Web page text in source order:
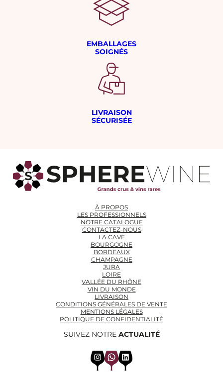
EMBALLAGES
SOIGNÉS
LIVRAISON
SÉCURISÉE
À PROPOS
LES PROFESSIONNELS
NOTRE CATALOGUE
CONTACTEZ-NOUS
LA CAVE
BOURGOGNE
BORDEAUX
CHAMPAGNE
JURA
LOIRE
VALLÉE DU RHÔNE
VIN DU MONDE
LIVRAISON
CONDITIONS GÉNÉRALES DE VENTE
MENTIONS LÉGALES
POLITIQUE DE CONFIDENTIALITÉ
SUIVEZ NOTRE ACTUALITÉ
InstagramWhatsApp LinkedIn